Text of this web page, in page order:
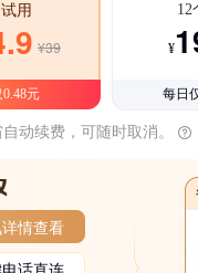
用
¥39
元
12
¥
每日
动续费，可随时取消。
情查看
话直连